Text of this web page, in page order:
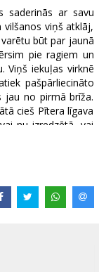
saderinās ar savu
viņš atklāj,
būt par jaunā
pie ragiem un
Viņš iekuļas virknē
pašpārliecināto
jau no pirmā brīža.
cieš Pītera līgava
nu izredzētā, vai